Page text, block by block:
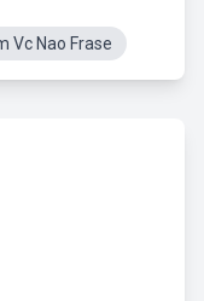
Vc Nao Frase